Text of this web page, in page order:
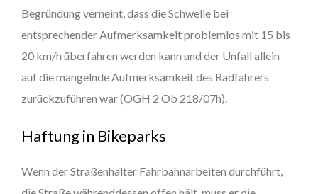
Begründung verneint, dass die Schwelle bei
entsprechender Aufmerksamkeit problemlos mit 15 bis
20 km/h überfahren werden kann und der Unfall allein
auf die mangelnde Aufmerksamkeit des Radfahrers
zurückzuführen war (OGH 2 Ob 218/07h).
Haftung in Bikeparks
Wenn der Straßenhalter Fahrbahnarbeiten durchführt,